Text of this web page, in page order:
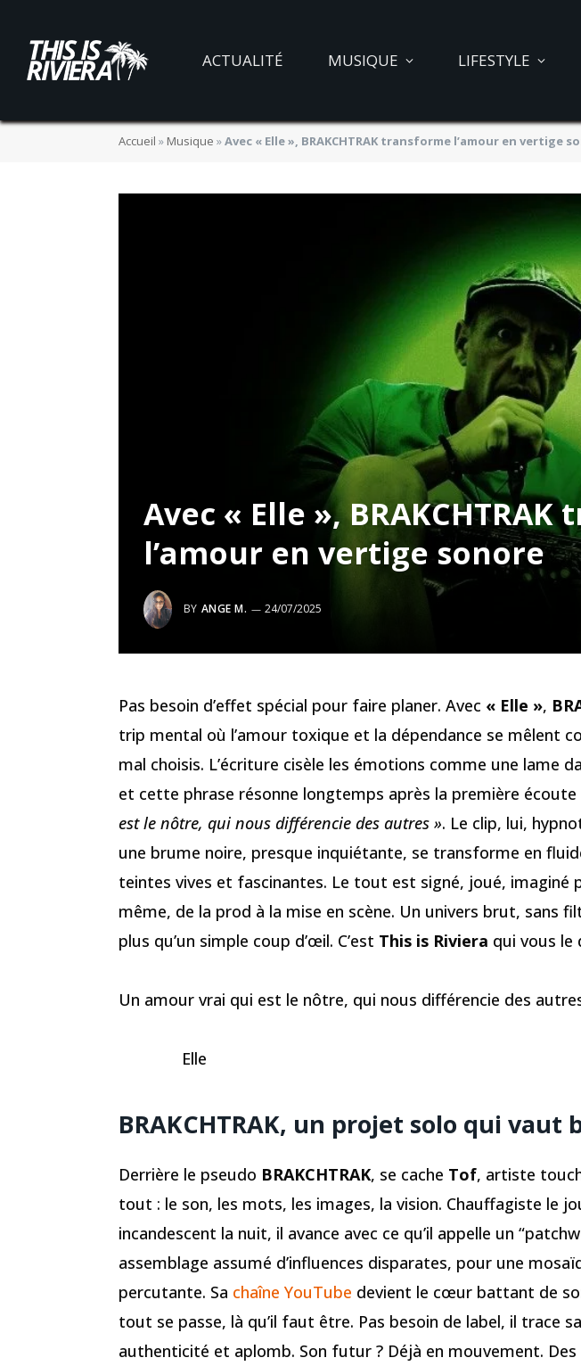
ACTUALITÉ MUSIQUE LIFESTYLE
Accueil » Musique »Avec « Elle », BRAKCHTRAK transforme l’amour en vertige
Avec « Elle »,
l’amour en vertige sonore
BY ANGE M. 24/07/2025
Pas besoin d’effet spécial pour faire planer. Avec « Elle »,
trip mental où l’amour toxique et la dépendance se mêlent
mal choisis. L’écriture cisèle les émotions comme une lame
et cette phrase résonne longtemps après la première écoute
est le nôtre, qui nous différencie des autres ». Le clip, lui,
une brume noire, presque inquiétante, se transforme en
teintes vives et fascinantes. Le tout est signé, joué, imaginé
même, de la prod à la mise en scène. Un univers brut, sans
plus qu’un simple coup d’œil. C’est This is Riviera qui vous le
Un amour vrai qui est le nôtre, qui nous différencie des
Elle
BRAKCHTRAK, un projet solo qui vaut
Derrière le pseudo BRAKCHTRAK, se cache Tof, artiste
tout : le son, les mots, les images, la vision. Chauffagiste le
incandescent la nuit, il avance avec ce qu’il appelle un
assemblage assumé d’influences disparates, pour une
percutante. Sa chaîne YouTube devient le cœur battant de
tout se passe, là qu’il faut être. Pas besoin de label, il trace
authenticité et aplomb. Son futur ? Déjà en mouvement.